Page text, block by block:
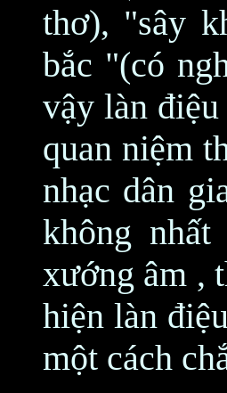
thơ), "sây
bắc "(có
vậy làn
quan niệm
nhạc dân
không
xướng âm ,
hiện làn
một cách